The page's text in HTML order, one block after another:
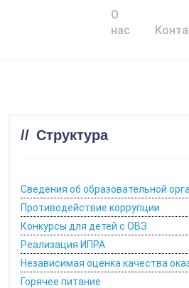
О
нас
Структура
Сведения об образовательной
Противодействие коррупции
Конкурсы для детей с ОВЗ
Реализация ИПРА
Независимая оценка качества
Горячее питание